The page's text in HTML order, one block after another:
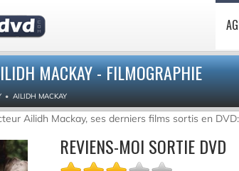
MACKAY - FILMOGRAPHIE
AILIDH MACKAY
Ailidh Mackay, ses derniers films sortis en DVD:
REVIENS-MOI SORTIE DVD